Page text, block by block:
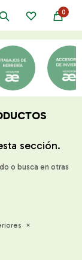
0
sección.
o busca en otras